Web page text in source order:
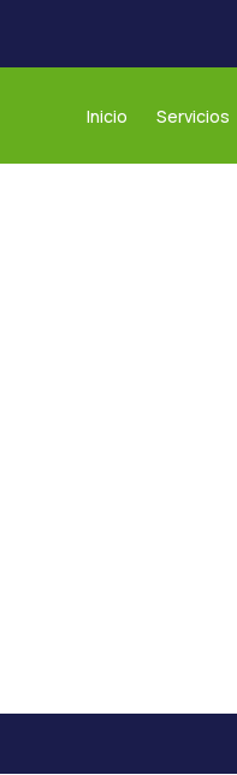
Inicio Servicios